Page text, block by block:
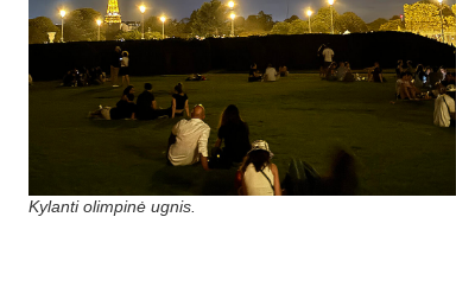
Kylanti olimpinė ugnis.